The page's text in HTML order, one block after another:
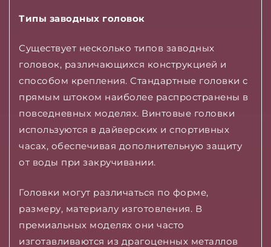
Типы заводных головок
Существует несколько типов заводных
головок, различающихся конструкцией и
способом крепления. Стандартные головки с
прямым штоком наиболее распространены в
повседневных моделях. Винтовые головки
используются в дайверских и спортивных
часах, обеспечивая дополнительную защиту
от воды при закручивании.
Головки могут различаться по форме,
размеру, материалу изготовления. В
премиальных моделях они часто
изготавливаются из драгоценных металлов